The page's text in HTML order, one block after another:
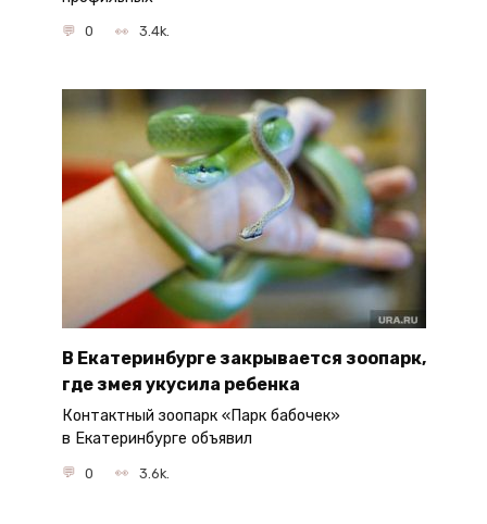
0 3.4k.
В Екатеринбурге закрывается зоопарк,
где змея укусила ребенка
Контактный зоопарк «Парк бабочек»
в Екатеринбурге объявил
0 3.6k.